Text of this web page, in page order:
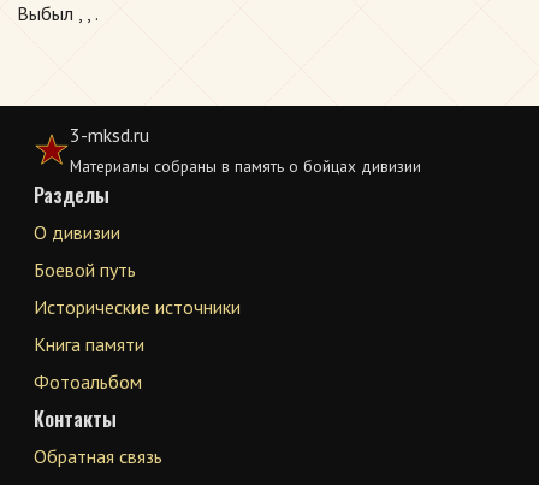
Выбыл , , .
3-mksd.ru
Материалы собраны в память о бойцах дивизии
Разделы
О дивизии
Боевой путь
Исторические источники
Книга памяти
Фотоальбом
Контакты
Обратная связь